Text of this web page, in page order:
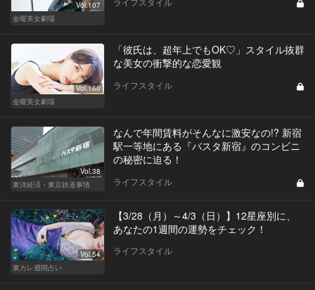
Vol.107
金曜美女劇場
Vol.160
金曜美女劇場
「彼氏は、超年上でもOK♡」スタイル抜群
な美女の衝撃的な恋愛観
ライフスタイル
Vol.38
東洋経済・東京鉄道事情
なんで年間賃料がそんなに激安なの!? 新宿
駅一等地にある『バスタ新宿』のコンビニ
の秘密に迫る！
ライフスタイル
Vol.54
東カレ週間占い
【3/28（月）～4/3（日）】12星座別に、
あなたの1週間の運勢をチェック！
ライフスタイル